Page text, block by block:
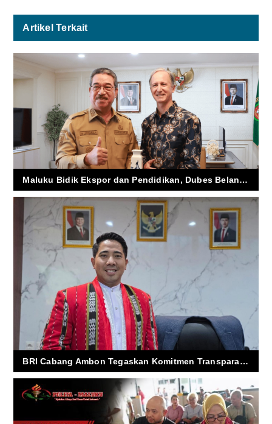
Artikel Terkait
Maluku Bidik Ekspor dan Pendidikan, Dubes Belanda Buka Pintu Kerja Sama
BRI Cabang Ambon Tegaskan Komitmen Transparansi dan Tepis Isu Dugaan Penyimpangan